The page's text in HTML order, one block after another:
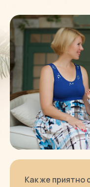
Как же приятно